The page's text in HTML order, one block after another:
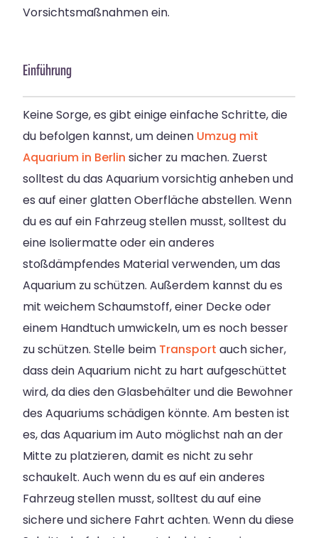
Vorsichtsmaßnahmen ein.
Einführung
Keine Sorge, es gibt einige einfache Schritte, die
du befolgen kannst, um deinen Umzug mit
Aquarium in Berlin sicher zu machen. Zuerst
solltest du das Aquarium vorsichtig anheben und
es auf einer glatten Oberfläche abstellen. Wenn
du es auf ein Fahrzeug stellen musst, solltest du
eine Isoliermatte oder ein anderes
stoßdämpfendes Material verwenden, um das
Aquarium zu schützen. Außerdem kannst du es
mit weichem Schaumstoff, einer Decke oder
einem Handtuch umwickeln, um es noch besser
zu schützen. Stelle beim Transport auch sicher,
dass dein Aquarium nicht zu hart aufgeschüttet
wird, da dies den Glasbehälter und die Bewohner
des Aquariums schädigen könnte. Am besten ist
es, das Aquarium im Auto möglichst nah an der
Mitte zu platzieren, damit es nicht zu sehr
schaukelt. Auch wenn du es auf ein anderes
Fahrzeug stellen musst, solltest du auf eine
sichere und sichere Fahrt achten. Wenn du diese